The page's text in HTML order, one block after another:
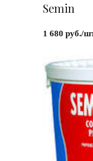
Semin
1 680 руб./